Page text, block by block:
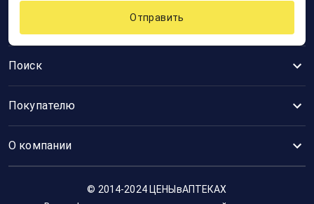
Поиск
Покупателю
О компании
Отправить
© 2014-2024 ЦЕНЫвАПТЕКАХ